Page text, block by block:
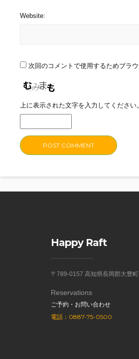
Website:
次回のコメントで使用するためブラ
上に表示された文字を入力してください。
Happy Raft
〒789-0157 高知県長岡郡大豊
Reservations
ご予約・お問い合わせ
電話：0887-75-0500